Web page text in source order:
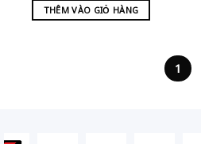
THÊM VÀO GIỎ HÀNG
1